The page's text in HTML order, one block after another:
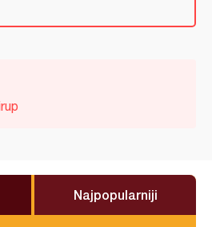
Najpopularniji